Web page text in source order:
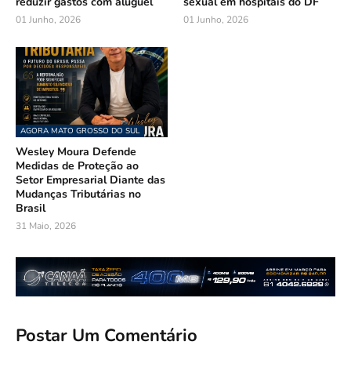
01 Junho, 2026 01 Junho, 2026
AGORA MATO GROSSO DO SUL
Wesley Moura Defende
Medidas de Proteção ao
Setor Empresarial Diante das
Mudanças Tributárias no
Brasil
31 Maio, 2026
Postar Um Comentário